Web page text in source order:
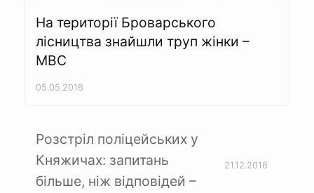
На території Броварського
лісництва знайшли труп жінки –
МВС
05.05.2016
Розстріл поліцейських у
Княжичах: запитань
більше, ніж відповідей –
21.12.2016